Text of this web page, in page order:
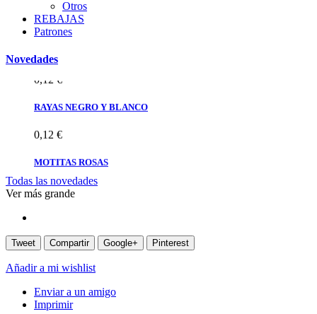
Otros
REBAJAS
Patrones
Novedades
0,12 €
RAYAS NEGRO Y BLANCO
0,12 €
MOTITAS ROSAS
0,12 €
0,12 €
Todas las novedades
Ver más grande
Tweet Compartir Google+ Pinterest
Añadir a mi wishlist
Enviar a un amigo
Imprimir